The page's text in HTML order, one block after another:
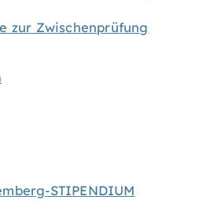
zur Zwischenprüfung
STIPENDIUM